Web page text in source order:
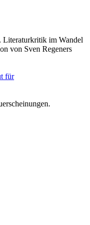
Literaturkritik im Wandel
von Sven Regeners
für